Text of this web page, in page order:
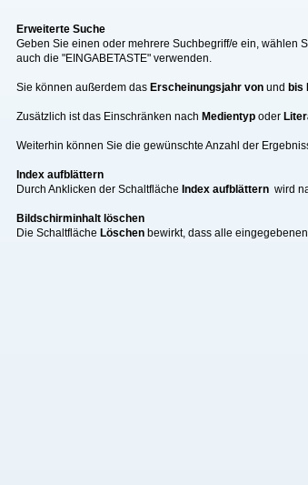
Erweiterte Suche
Geben Sie einen oder mehrere Suchbegriff/e ein, wählen
auch die "EINGABETASTE" verwenden.
Sie können außerdem das Erscheinungsjahr von und bis
Zusätzlich ist das Einschränken nach Medientyp oder
Weiterhin können Sie die gewünschte Anzahl der
Index aufblättern
Durch Anklicken der Schaltfläche Index aufblättern wird
Bildschirminhalt löschen
Die Schaltfläche Löschen bewirkt, dass alle